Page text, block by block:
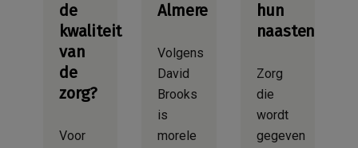
de
kwaliteit
van
de
zorg?
Voor
Almere
Volgens
David
Brooks
is
morele
hun
naasten
Zorg
die
wordt
gegeven